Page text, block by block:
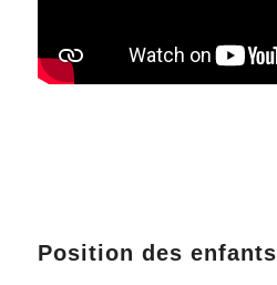
Position des enfants